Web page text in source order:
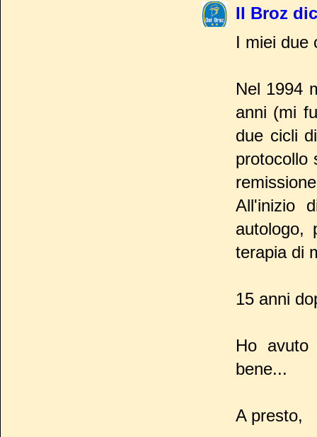
Il Broz
I miei due
Nel 1994
anni (mi
due cicli
protocollo
All'inizio
autologo,
terapia di
15 anni
Ho avuto
bene...
A presto,